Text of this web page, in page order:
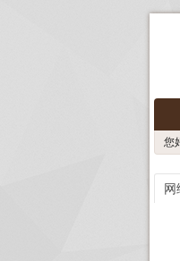
您
网